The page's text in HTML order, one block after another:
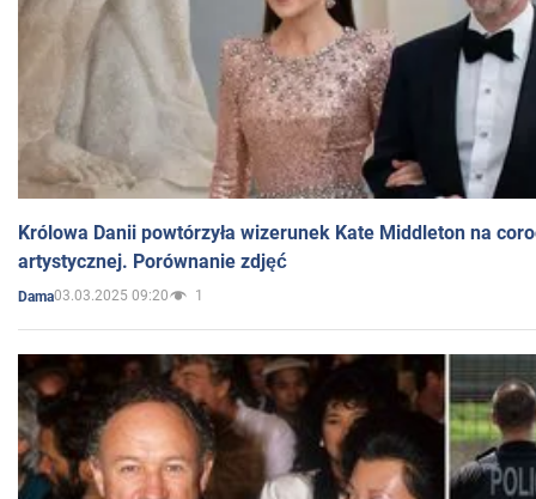
Królowa Danii powtórzyła wizerunek Kate Middleton na
artystycznej. Porównanie zdjęć
Dama03.03.2025 09:20 1